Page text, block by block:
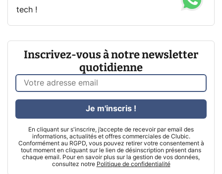
tech !
Inscrivez-vous à notre newsletter
quotidienne
En cliquant sur s'inscrire, j’accepte de recevoir par email des
informations, actualités et offres commerciales de Clubic.
Conformément au RGPD, vous pouvez retirer votre consentement à
tout moment en cliquant sur le lien de désinscription présent dans
chaque email. Pour en savoir plus sur la gestion de vos données,
consultez notre Politique de confidentialité
Je m'inscris !